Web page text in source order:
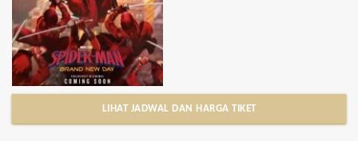
LIHAT JADWAL DAN HARGA TIKET